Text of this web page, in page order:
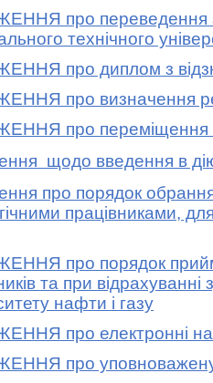
про переведення
технічного
про диплом з
про визначення
про переміщення
щодо введення в
про порядок обрання
працівниками,
про порядок
та при
нафти і газу
про електронні
про уповноважену